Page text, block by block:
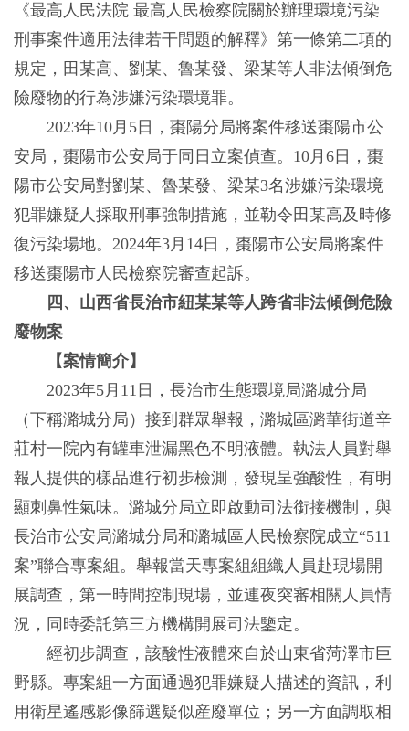
《最高人民法院 最高人民檢察院關於辦理環境污染
刑事案件適用法律若干問題的解釋》第一條第二項的
規定，田某高、劉某、魯某發、梁某等人非法傾倒危
險廢物的行為涉嫌污染環境罪。
2023年10月5日，棗陽分局將案件移送棗陽市公
安局，棗陽市公安局于同日立案偵查。10月6日，棗
陽市公安局對劉某、魯某發、梁某3名涉嫌污染環境
犯罪嫌疑人採取刑事強制措施，並勒令田某高及時修
復污染場地。2024年3月14日，棗陽市公安局將案件
移送棗陽市人民檢察院審查起訴。
四、山西省長治市紐某某等人跨省非法傾倒危險
廢物案
【案情簡介】
2023年5月11日，長治市生態環境局潞城分局
（下稱潞城分局）接到群眾舉報，潞城區潞華街道辛
莊村一院內有罐車泄漏黑色不明液體。執法人員對舉
報人提供的樣品進行初步檢測，發現呈強酸性，有明
顯刺鼻性氣味。潞城分局立即啟動司法銜接機制，與
長治市公安局潞城分局和潞城區人民檢察院成立“511
案”聯合專案組。舉報當天專案組組織人員赴現場開
展調查，第一時間控制現場，並連夜突審相關人員情
況，同時委託第三方機構開展司法鑒定。
經初步調查，該酸性液體來自於山東省菏澤市巨
野縣。專案組一方面通過犯罪嫌疑人描述的資訊，利
用衛星遙感影像篩選疑似産廢單位；另一方面調取相